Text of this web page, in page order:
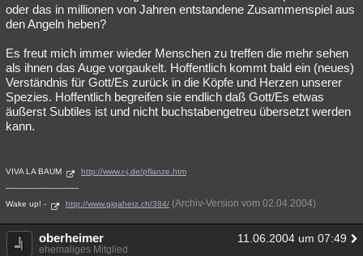
oder das in millionen von Jahren entstandene Zusammenspiel aus
den Angeln heben?
Es freut mich immer wieder Menschen zu treffen die mehr sehen
als ihnen das Auge vorgaukelt. Hoffentlich kommt bald ein (neues)
Verständnis für Gott/Es zurück in die Köpfe und Herzen unserer
Spezies. Hoffentlich begreifen sie endlich daß Gott/Es etwas
äußerst Subtiles ist und nicht buchstabengetreu übersetzt werden
kann.
VIVA LA BAUM
http://www.r-j.de/pflanze.htm
------------------------------
Wake up! -
http://www.gigaherz.ch/384/ (Archiv-Version vom 02.04.2004)
oberheimer 11.06.2004 um 07:49
ehemaliges Mitglied